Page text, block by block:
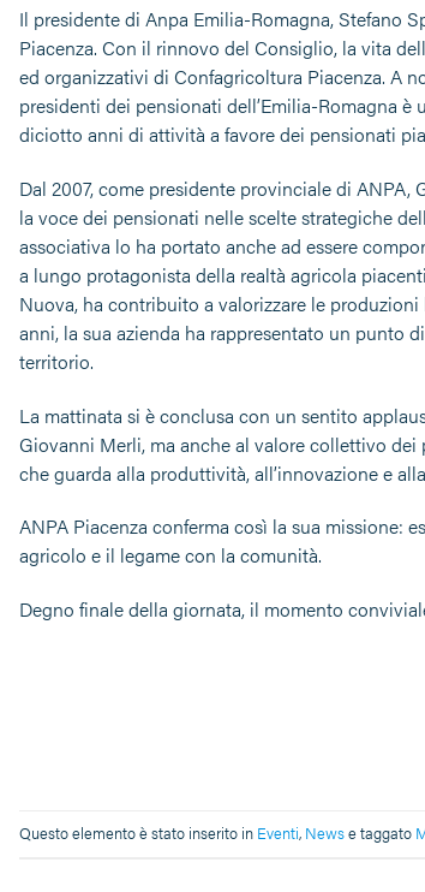
Il presidente di Anpa Emilia-Romagna, Stefano
Piacenza. Con il rinnovo del Consiglio, la vita
ed organizzativi di Confagricoltura Piacenza. A
presidenti dei pensionati dell’Emilia-Romagna
diciotto anni di attività a favore dei pensionati
Dal 2007, come presidente provinciale di
la voce dei pensionati nelle scelte strategiche
associativa lo ha portato anche ad essere
a lungo protagonista della realtà agricola
Nuova, ha contribuito a valorizzare le
anni, la sua azienda ha rappresentato un punto
territorio.
La mattinata si è conclusa con un sentito
Giovanni Merli, ma anche al valore collettivo
che guarda alla produttività, all’innovazione e
ANPA Piacenza conferma così la sua missione:
agricolo e il legame con la comunità.
Degno finale della giornata, il momento
Questo elemento è stato inserito in Eventi, Newse taggato